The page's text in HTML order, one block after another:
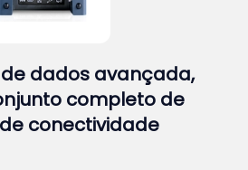
dados avançada,
completo de
conectividade